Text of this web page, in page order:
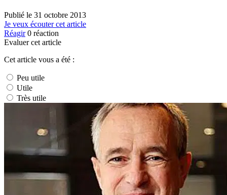
Publié le 31 octobre 2013
Je veux écouter cet article
Réagir 0 réaction
Evaluer cet article
Cet article vous a été :
Peu utile
Utile
Très utile